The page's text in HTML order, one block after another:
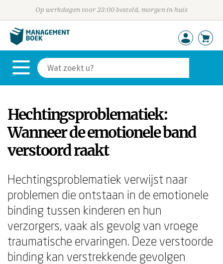
Op werkdagen voor 23:00 besteld, morgen in huis
Hechtingsproblematiek:
Wanneer de emotionele band
verstoord raakt
Hechtingsproblematiek verwijst naar
problemen die ontstaan in de emotionele
binding tussen kinderen en hun
verzorgers, vaak als gevolg van vroege
traumatische ervaringen. Deze verstoorde
binding kan verstrekkende gevolgen